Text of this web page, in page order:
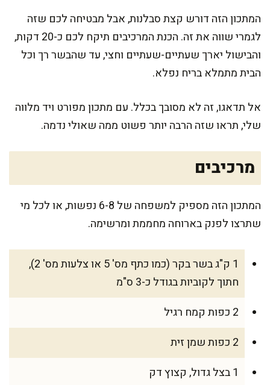
המתכון הזה דורש קצת סבלנות, אבל מבטיחה לכם שזה
לגמרי שווה את זה. הכנת המרכיבים תיקח לכם כ-20 דקות,
והבישול יארך שעתיים-שעתיים וחצי, עד שהבשר רך וכל
הבית מתמלא בריח נפלא.
אל תדאגו, זה לא מסובך בכלל. עם מתכון מפורט ויד מלווה
שלי, תראו שזה הרבה יותר פשוט ממה שאולי נדמה.
מרכיבים
המתכון הזה מספיק למשפחה של 6-8 נפשות, או לכל מי
שתרצו לפנק בארוחה מחממת ומרשימה.
1 ק"ג בשר בקר (כמו כתף מס' 5 או צלעות מס' 2),
חתוך לקוביות בגודל כ-3 ס"מ
2 כפות קמח רגיל
2 כפות שמן זית
1 בצל גדול, קצוץ דק